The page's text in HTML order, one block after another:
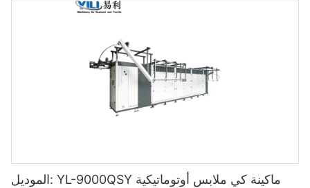
الموديل: YL-9000QSY ماكينة كي ملابس أوتوماتيكية